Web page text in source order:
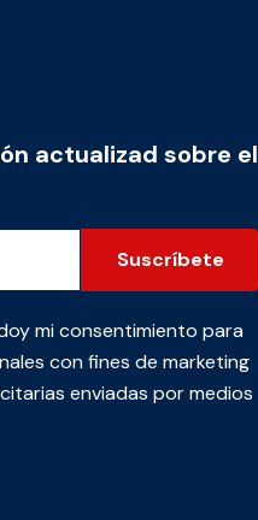
actualizad sobre el
Suscríbete
mi consentimiento para
con fines de marketing
enviadas por medios